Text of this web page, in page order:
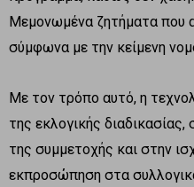
Μεμονωμένα ζητήματα που
σύμφωνα με την κείμενη
Με τον τρόπο αυτό, η
της εκλογικής
της συμμετοχής και στην
εκπροσώπηση στα